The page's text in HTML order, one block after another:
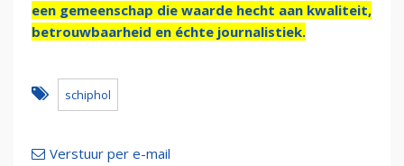
een gemeenschap die waarde hecht aan kwaliteit,
betrouwbaarheid en échte journalistiek.
schiphol
Verstuur per e-mail